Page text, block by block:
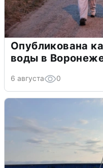
Опубликована
воды в
6 августа 0